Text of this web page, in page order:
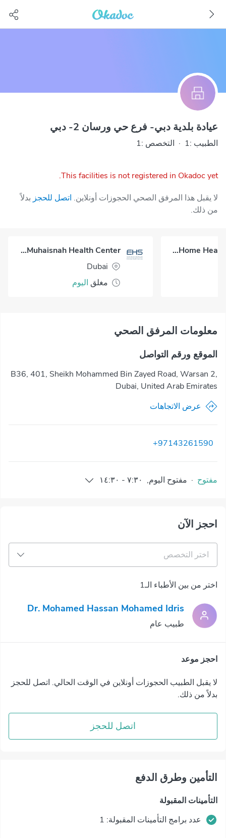
عيادة بلدية دبي- فرع حي ورسان 2- دبي
الطبيب :1 · التخصص :1
This facilities is not registered in Okadoc yet.
لا يقبل هذا المرفق الصحي الحجوزات أونلاين. اتصل للحجز بدلاً
من ذلك.
Al Muhaisnah Health Center
Dubai
مغلق اليوم
Okadoc Home Healthcare - Dubai
معلومات المرفق الصحي
الموقع ورقم التواصل
B36, 401, Sheikh Mohammed Bin Zayed Road, Warsan 2,
Dubai, United Arab Emirates
عرض الاتجاهات
+97143261590
مفتوح · مفتوح اليوم, ٧:٣٠ - ١٤:٣٠
احجز الآن
اختر التخصص
اختر من بين الأطباء الـ1
Dr. Mohamed Hassan Mohamed Idris
طبيب عام
احجز موعد
لا يقبل الطبيب الحجوزات أونلاين في الوقت الحالي. اتصل للحجز
بدلاً من ذلك.
اتصل للحجز
التأمين وطرق الدفع
التأمينات المقبولة
عدد برامج التأمينات المقبولة: 1